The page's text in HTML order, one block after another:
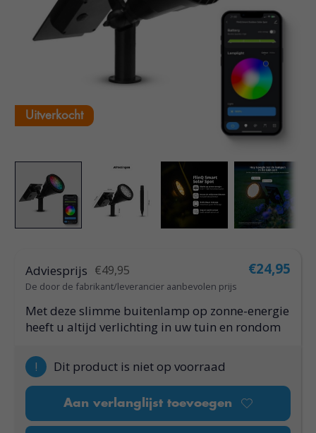
Uitverkocht
Adviesprijs €49,95
De door de fabrikant/leverancier aanbevolen prijs
€24,95
Met deze slimme buitenlamp op zonne-energie
heeft u altijd verlichting in uw tuin en rondom
! Dit product is niet op voorraad
Aan verlanglijst toevoegen